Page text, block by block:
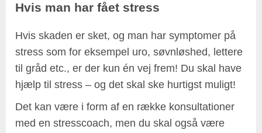
Hvis man har fået stress
Hvis skaden er sket, og man har symptomer på
stress som for eksempel uro, søvnløshed, lettere
til gråd etc., er der kun én vej frem! Du skal have
hjælp til stress – og det skal ske hurtigst muligt!
Det kan være i form af en række konsultationer
med en stresscoach, men du skal også være